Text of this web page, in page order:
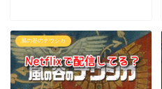
風の谷のナウシカ